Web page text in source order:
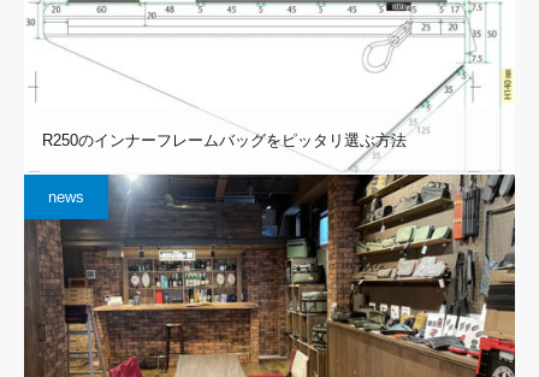
R250のインナーフレームバッグをピッタリ選ぶ方法
news